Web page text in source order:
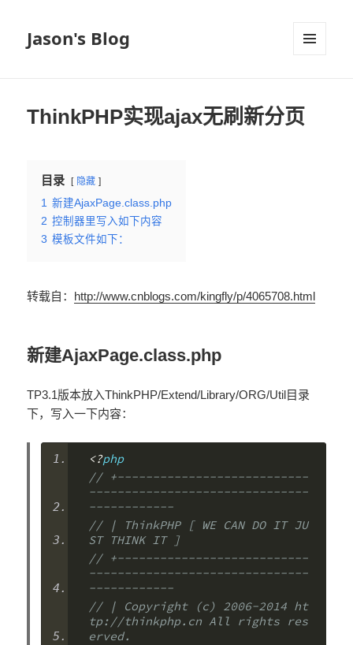
Jason's Blog
ThinkPHP实现ajax无刷新分页
目录 隐藏
1 新建AjaxPage.class.php
2 控制器里写入如下内容
3 模板文件如下：
转载自： http://www.cnblogs.com/kingfly/p/4065708.html
新建AjaxPage.class.php
TP3.1版本放入ThinkPHP/Extend/Library/ORG/Util目录
下，写入一下内容：
<?php
// +---------------------------
-------------------------------
------------
// | ThinkPHP [ WE CAN DO IT JU
ST THINK IT ]
// +---------------------------
-------------------------------
------------
// | Copyright (c) 2006-2014 ht
tp://thinkphp.cn All rights res
erved.